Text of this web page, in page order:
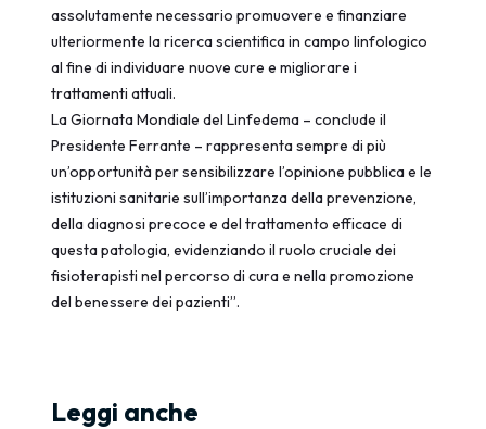
assolutamente necessario promuovere e finanziare
ulteriormente la ricerca scientifica in campo linfologico
al fine di individuare nuove cure e migliorare i
trattamenti attuali.
La Giornata Mondiale del Linfedema – conclude il
Presidente Ferrante – rappresenta sempre di più
un’opportunità per sensibilizzare l’opinione pubblica e le
istituzioni sanitarie sull’importanza della prevenzione,
della diagnosi precoce e del trattamento efficace di
questa patologia, evidenziando il ruolo cruciale dei
fisioterapisti nel percorso di cura e nella promozione
del benessere dei pazienti”.
Leggi anche